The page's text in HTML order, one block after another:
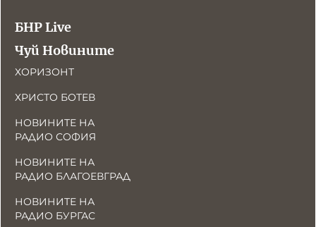
БНР Live
Чуй Новините
ХОРИЗОНТ
ХРИСТО БОТЕВ
НОВИНИТЕ НА
РАДИО СОФИЯ
НОВИНИТЕ НА
РАДИО БЛАГОЕВГРАД
НОВИНИТЕ НА
РАДИО БУРГАС